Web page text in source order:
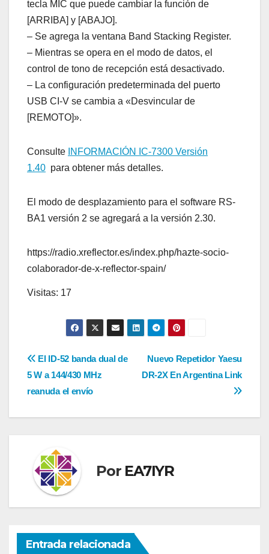
tecla MIC que puede cambiar la función de
[ARRIBA] y [ABAJO].
– Se agrega la ventana Band Stacking Register.
– Mientras se opera en el modo de datos, el
control de tono de recepción está desactivado.
– La configuración predeterminada del puerto
USB CI-V se cambia a «Desvincular de
[REMOTO]».
Consulte INFORMACIÓN IC-7300 Versión
1.40 para obtener más detalles.
El modo de desplazamiento para el software RS-
BA1 versión 2 se agregará a la versión 2.30.
https://radio.xreflector.es/index.php/hazte-socio-
colaborador-de-x-reflector-spain/
Visitas: 17
Navegación
de
entradas
Nuevo Repetidor Yaesu
DR-2X En Argentina Link
El ID-52 banda dual de
5 W a 144/430 MHz
reanuda el envío
Por EA7IYR
Entrada relacionada